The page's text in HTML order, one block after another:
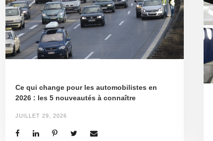
Ce qui change pour les automobilistes en
2026 : les 5 nouveautés à connaître
JUILLET 29, 2026